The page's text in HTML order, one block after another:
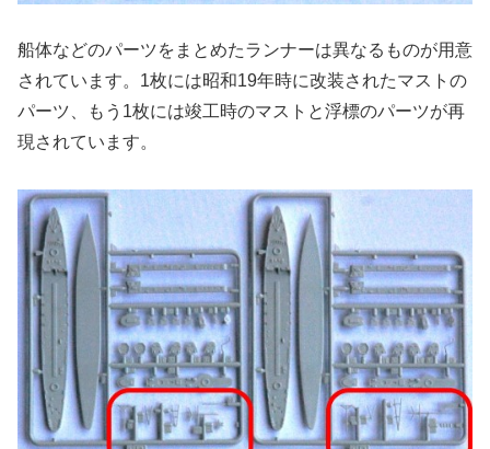
船体などのパーツをまとめたランナーは異なるものが用意
されています。1枚には昭和19年時に改装されたマストの
パーツ、もう1枚には竣工時のマストと浮標のパーツが再
現されています。